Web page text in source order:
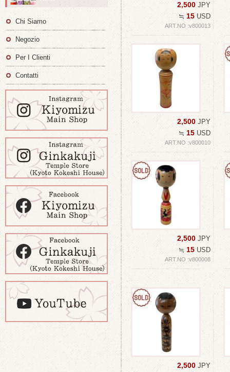
2,500 JPY
≒ 15 USD
ART.NO :v800013
2,500 JPY
≒ 15 USD
ART.NO :v800010
2,500 JPY
≒ 15 USD
ART.NO :v800008
2,500 JPY
Chi Siamo
Negozio
Per I Clienti
Contatti